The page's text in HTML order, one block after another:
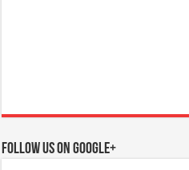
Follow us on Google+